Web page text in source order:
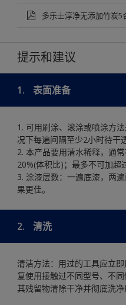
多乐士淳净无添加竹炭5
提示和建议
1. 表面准备
1. 可用刷涂、滚涂或喷涂方
况下每遍间隔至少2小时待干透
2. 本产品要用清水稀释，通
20%(体积比)；最多不可加超
3. 涂漆层数：一遍底漆，两
果更佳。
2. 清洗
清洁方法：用过的工具应立
复使用接触过不同型号、不
其残留物清除干净并彻底洗净